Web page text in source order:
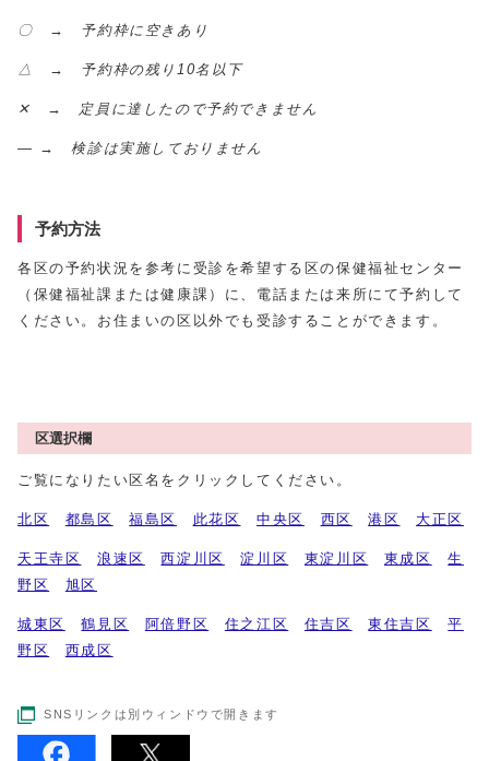
〇 → 予約枠に空きあり
△ → 予約枠の残り10名以下
✕ → 定員に達したので予約できません
― → 検診は実施しておりません
予約方法
各区の予約状況を参考に受診を希望する区の保健福祉センター
（保健福祉課または健康課）に、電話または来所にて予約して
ください。お住まいの区以外でも受診することができます。
区選択欄
ご覧になりたい区名をクリックしてください。
北区 都島区 福島区 此花区 中央区 西区 港区 大正区
天王寺区 浪速区 西淀川区 淀川区 東淀川区 東成区
生
野区
旭区
城東区 鶴見区 阿倍野区 住之江区 住吉区 東住吉区
平
野区
西成区
SNSリンクは別ウィンドウで開きます